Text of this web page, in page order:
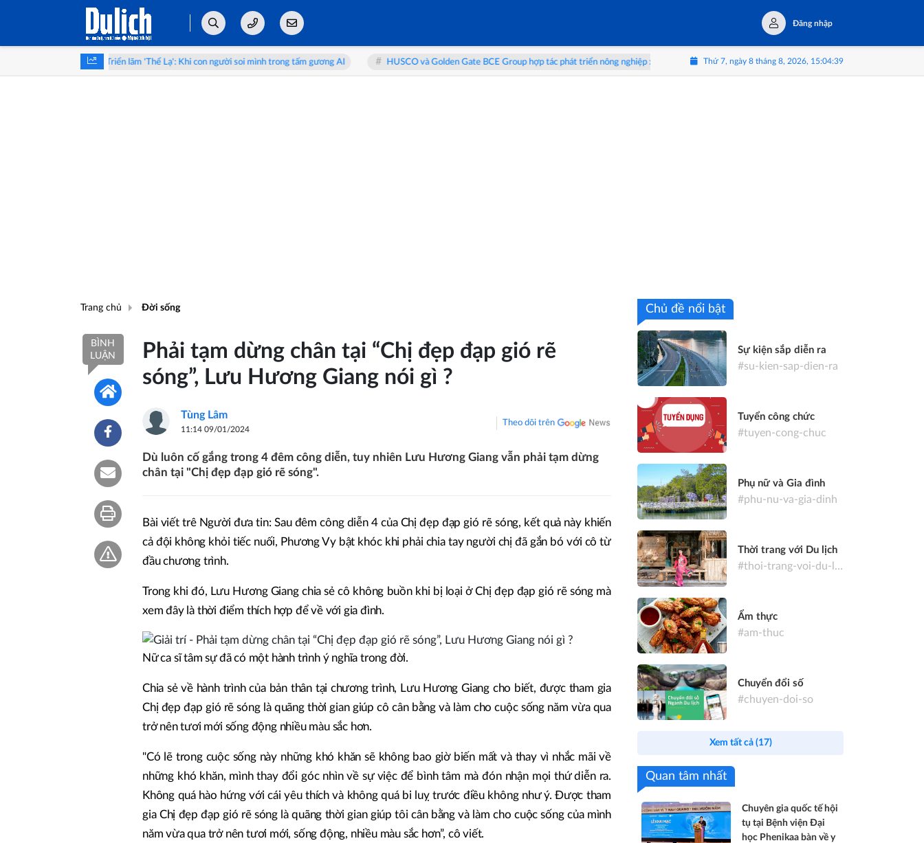
Đăng nhập
Triển lãm 'Thể Lạ': Khi con người soi mình trong tấm gương AI HUSCO và Golden Gate BCE Group hợp tác phát triển nông nghiệp xanh, thích ứng biến đổi khí hậu AMY GRUPO tăng tốc IPO, hướng tới vị
Thứ 7, ngày 8 tháng 8, 2026, 15:04:40
Trang chủ Đời sống
BÌNH
LUẬN
Phải tạm dừng chân tại “Chị đẹp đạp gió rẽ
sóng”, Lưu Hương Giang nói gì ?
Tùng Lâm
11:14 09/01/2024
Theo dõi trên
Dù luôn cố gắng trong 4 đêm công diễn, tuy nhiên Lưu Hương Giang vẫn phải tạm dừng
chân tại "Chị đẹp đạp gió rẽ sóng".
Bài viết trê Người đưa tin: Sau đêm công diễn 4 của Chị đẹp đạp gió rẽ sóng, kết quả này khiến
cả đội không khỏi tiếc nuối, Phương Vy bật khóc khi phải chia tay người chị đã gắn bó với cô từ
đầu chương trình.
Trong khi đó, Lưu Hương Giang chia sẻ cô không buồn khi bị loại ở Chị đẹp đạp gió rẽ sóng mà
xem đây là thời điểm thích hợp để về với gia đình.
Nữ ca sĩ tâm sự đã có một hành trình ý nghĩa trong đời.
Chia sẻ về hành trình của bản thân tại chương trình, Lưu Hương Giang cho biết, được tham gia
Chị đẹp đạp gió rẽ sóng là quãng thời gian giúp cô cân bằng và làm cho cuộc sống năm vừa qua
trở nên tươi mới sống động nhiều màu sắc hơn.
"Có lẽ trong cuộc sống này những khó khăn sẽ không bao giờ biến mất và thay vì nhắc mãi về
những khó khăn, mình thay đổi góc nhìn về sự việc để bình tâm mà đón nhận mọi thứ diễn ra.
Không quá hào hứng với cái yêu thích và không quá bi luỵ trước điều không như ý. Được tham
gia Chị đẹp đạp gió rẽ sóng là quãng thời gian giúp tôi cân bằng và làm cho cuộc sống của mình
năm vừa qua trở nên tươi mới, sống động, nhiều màu sắc hơn”, cô viết.
Chủ đề nổi bật
Sự kiện sắp diễn ra
#su-kien-sap-dien-ra
Tuyển công chức
#tuyen-cong-chuc
Phụ nữ và Gia đình
#phu-nu-va-gia-dinh
Thời trang với Du lịch
#thoi-trang-voi-du-lich
Ẩm thực
#am-thuc
Chuyển đổi số
#chuyen-doi-so
Xem tất cả (17)
Quan tâm nhất
Chuyên gia quốc tế hội
tụ tại Bệnh viện Đại
học Phenikaa bàn về y